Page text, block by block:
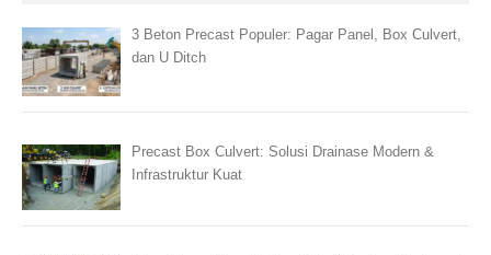
3 Beton Precast Populer: Pagar Panel, Box Culvert,
dan U Ditch
Precast Box Culvert: Solusi Drainase Modern &
Infrastruktur Kuat